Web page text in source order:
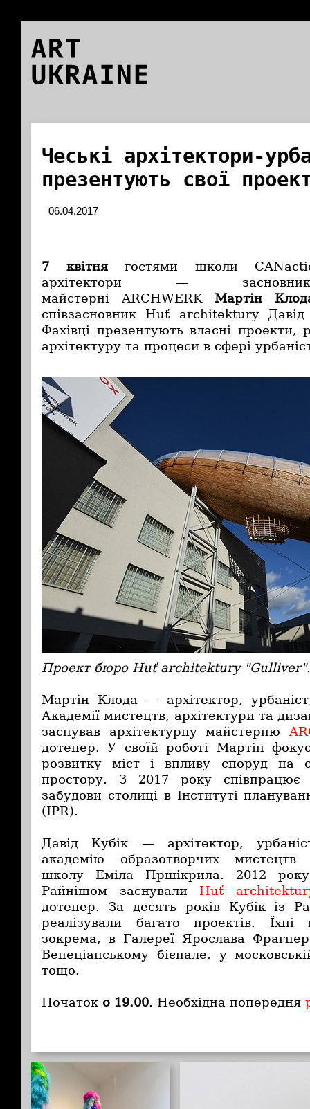
ART
UKRAINE
Чеські архітектори-
презентують свої
06.04.2017
7 квітнягостями школи
архітектори — засновник
майстерніARCHWERKМартін
співзасновник Huť architekturyДавід
Фахівці презентують власні проекти,
архітектуру та процеси в сфері
Проект бюро Huť architektury
Мартін Клода — архітектор,
Академії мистецтв, архітектури та
заснував архітектурну майстерню
дотепер. У своїй роботі Мартін
розвитку міст і впливу споруд на
простору. З 2017 року
забудови столиці в Інституті
(IPR).
Давід Кубік — архітектор,
академію образотворчих мистецтв
школу Еміла Пршікрила. 2012
Райнішом заснували Huť
дотепер. За десять років Кубік із
реалізували багато проектів. Їхні
зокрема, в Галереї Ярослава
Венеціанському бієнале, у
тощо.
Початок о 19.00. Необхідна попередня